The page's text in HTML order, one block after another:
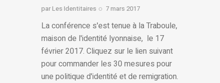
parLes Identitaires 7 mars 2017
La conférence s'est tenue à la Traboule,
maison de l'identité lyonnaise, le 17
février 2017. Cliquez sur le lien suivant
pour commander les 30 mesures pour
une politique d'identité et de remigration.